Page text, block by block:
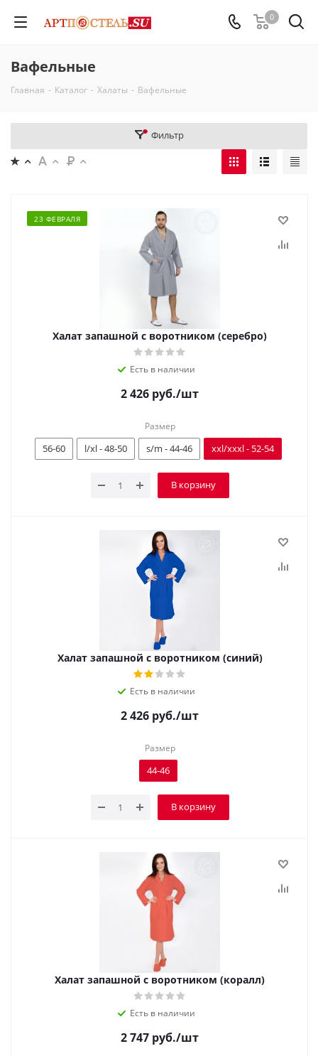
0
Вафельные
Главная - Каталог - Халаты - Вафельные
Фильтр
23 ФЕВРАЛЯ
Халат запашной с воротником (серебро)
Есть в наличии
2 426 руб./шт
Размер
56-60 l/xl - 48-50 s/m - 44-46 xxl/xxxl - 52-54
В корзину
Халат запашной с воротником (синий)
Есть в наличии
2 426 руб./шт
Размер
44-46
В корзину
Халат запашной с воротником (коралл)
Есть в наличии
2 747 руб./шт